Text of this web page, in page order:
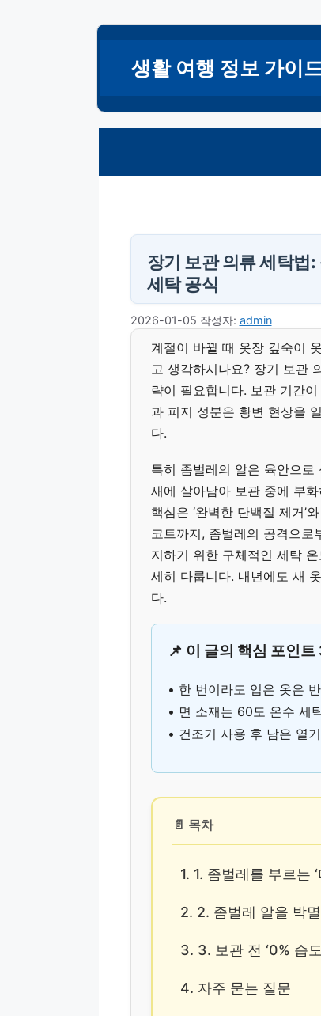
생활 여행 정보 가이
장기 보관 의류 세탁법
세탁 공식
2026-01-05 작성자: admin
계절이 바뀔 때 옷장 깊숙이
고 생각하시나요? 장기 보관
략이 필요합니다. 보관 기간
과 피지 성분은 황변 현상을
다.
특히 좀벌레의 알은 육안으
새에 살아남아 보관 중에 부
핵심은 ‘완벽한 단백질 제거’
코트까지, 좀벌레의 공격으
지하기 위한 구체적인 세탁
세히 다룹니다. 내년에도 새
다.
📌 이 글의 핵심 포인트
• 한 번이라도 입은 옷은
• 면 소재는 60도 온수 세
• 건조기 사용 후 남은 열
📄 목차
1. 1. 좀벌레를 부르는
2. 2. 좀벌레 알을 박
3. 3. 보관 전 ‘0% 습
4. 자주 묻는 질문